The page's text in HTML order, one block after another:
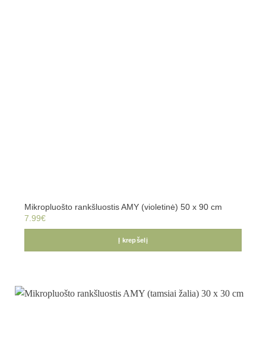
Mikropluošto rankšluostis AMY (violetinė) 50 x 90 cm
7.99€
Į krepšelį